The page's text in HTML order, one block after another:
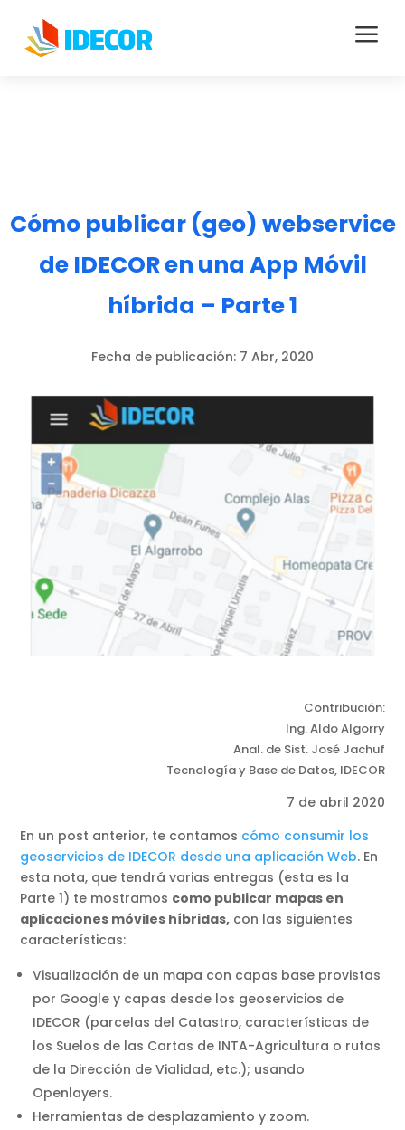
a
Cómo publicar (geo) webservice
de IDECOR en una App Móvil
híbrida – Parte 1
Fecha de publicación: 7 Abr, 2020
Contribución:
Ing. Aldo Algorry
Anal. de Sist. José Jachuf
Tecnología y Base de Datos, IDECOR
7 de abril 2020
En un post anterior, te contamos cómo consumir los
geoservicios de IDECOR desde una aplicación Web. En
esta nota, que tendrá varias entregas (esta es la
Parte 1) te mostramos como publicar mapas en
aplicaciones móviles híbridas, con las siguientes
características:
Visualización de un mapa con capas base provistas
por Google y capas desde los geoservicios de
IDECOR (parcelas del Catastro, características de
los Suelos de las Cartas de INTA-Agricultura o rutas
de la Dirección de Vialidad, etc.); usando
Openlayers.
Herramientas de desplazamiento y zoom.